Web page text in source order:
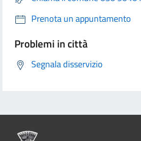
Prenota un appuntamento
Problemi in città
Segnala disservizio